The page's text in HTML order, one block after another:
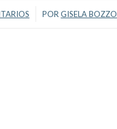
PORGISELA BOZZO